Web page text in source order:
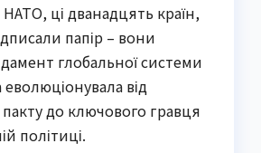
ці дванадцять країн,
папір – вони
глобальної системи
від
до ключового гравця
політиці.